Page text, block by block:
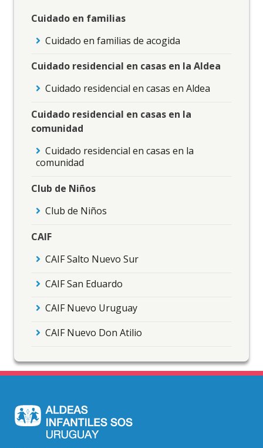
Cuidado en familias
Cuidado en familias de acogida
Cuidado residencial en casas en la Aldea
Cuidado residencial en casas en Aldea
Cuidado residencial en casas en la
comunidad
Cuidado residencial en casas en la
comunidad
Club de Niños
Club de Niños
CAIF
CAIF Salto Nuevo Sur
CAIF San Eduardo
CAIF Nuevo Uruguay
CAIF Nuevo Don Atilio